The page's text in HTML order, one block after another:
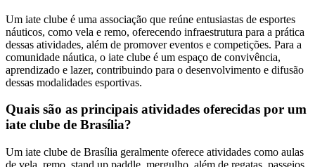
Um iate clube é uma associação que reúne entusiastas de esportes
náuticos, como vela e remo, oferecendo infraestrutura para a prática
dessas atividades, além de promover eventos e competições. Para a
comunidade náutica, o iate clube é um espaço de convivência,
aprendizado e lazer, contribuindo para o desenvolvimento e difusão
dessas modalidades esportivas.
Quais são as principais atividades oferecidas por um
iate clube de Brasília?
Um iate clube de Brasília geralmente oferece atividades como aulas
de vela, remo, stand up paddle, mergulho, além de regatas, passeios